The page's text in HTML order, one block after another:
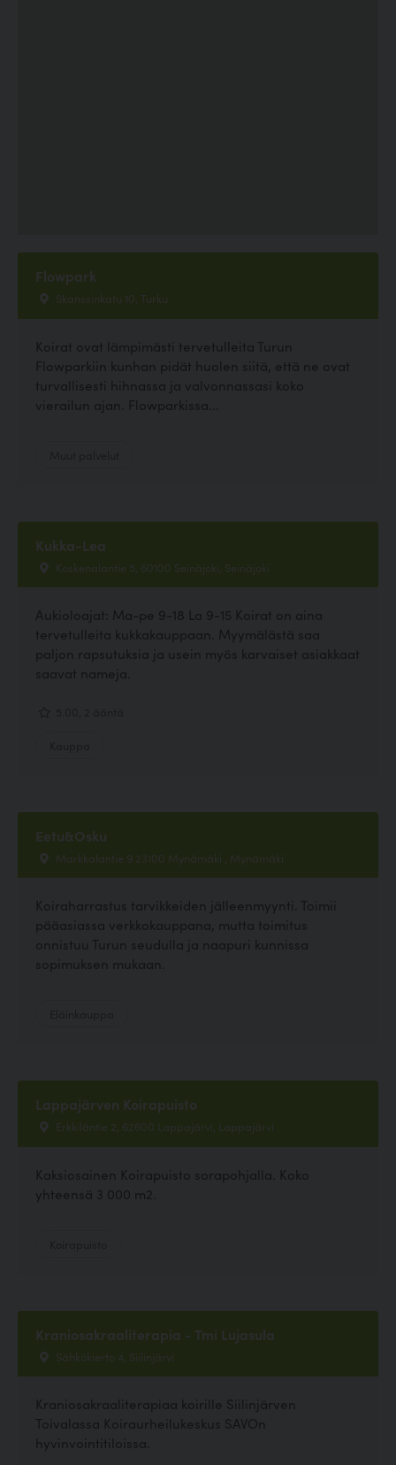
Flowpark
Skanssinkatu 10, Turku
Koirat ovat lämpimästi tervetulleita Turun
Flowparkiin kunhan pidät huolen siitä, että ne ovat
turvallisesti hihnassa ja valvonnassasi koko
vierailun ajan. Flowparkissa...
Kukka-Lea
Koskenalantie 5, 60100 Seinäjoki, Seinäjoki
Aukioloajat: Ma-pe 9-18 La 9-15 Koirat on aina
tervetulleita kukkakauppaan. Myymälästä saa
paljon rapsutuksia ja usein myös karvaiset asiakkaat
saavat nameja.
Eetu&Osku
Markkalantie 9 23100 Mynämäki , Mynämäki
Koiraharrastus tarvikkeiden jälleenmyynti. Toimii
pääasiassa verkkokauppana, mutta toimitus
onnistuu Turun seudulla ja naapuri kunnissa
sopimuksen mukaan.
Lappajärven Koirapuisto
Erkkiläntie 2, 62600 Lappajärvi, Lappajärvi
Kaksiosainen Koirapuisto sorapohjalla. Koko
yhteensä 3 000 m2.
Kraniosakraaliterapia - Tmi Lujasula
Sähkökierto 4, Siilinjärvi
Kraniosakraaliterapiaa koirille Siilinjärven
Toivalassa Koiraurheilukeskus SAVOn
hyvinvointitiloissa.